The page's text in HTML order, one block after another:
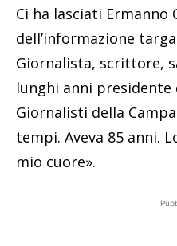
Ci ha lasciati Ermanno
dell’informazione
Giornalista, scrittore,
lunghi anni presidente
Giornalisti della
tempi. Aveva 85 anni.
mio cuore».